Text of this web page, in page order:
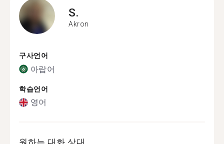
S.
Akron
구사언어
아랍어
학습언어
영어
원하는 대화 상대